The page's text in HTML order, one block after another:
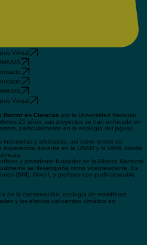
Virtual
Virtual
Doctor en Ciencias por la Universidad Nacional
25 años, sus proyectos se han enfocado en
particularmente en la ecología del jaguar.
y arbitradas, así como textos de
docente en la UNAM y la UAM, donde
y presidente fundador de la Alianza Nacional
se desempeña como vicepresidente. Es
(SNI), Nivel I, y profesor con perfil deseable
de la conservación, ecología de mamíferos,